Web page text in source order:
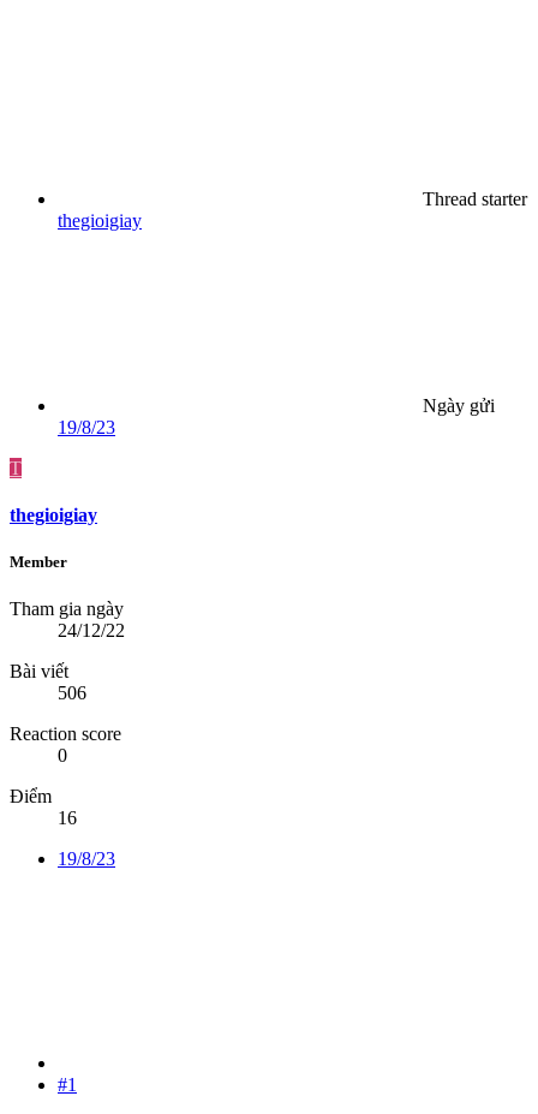
Thread starter
thegioigiay
Ngày gửi
19/8/23
T
thegioigiay
Member
Tham gia ngày
24/12/22
Bài viết
506
Reaction score
0
Điểm
16
19/8/23
#1